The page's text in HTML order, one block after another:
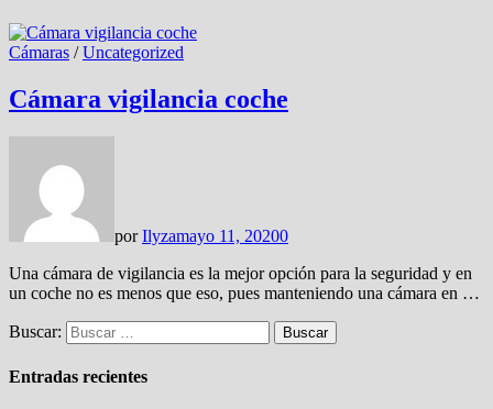
Cámaras /Uncategorized
Cámara vigilancia coche
porIlyzamayo 11, 20200
Una cámara de vigilancia es la mejor opción para la seguridad y en
un coche no es menos que eso, pues manteniendo una cámara en …
Buscar:
Entradas recientes